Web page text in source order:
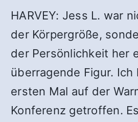
HARVEY: Jess L. war
der Körpergröße,
der Persönlichkeit her
überragende Figur. Ich
ersten Mal auf der
Konferenz getroffen.